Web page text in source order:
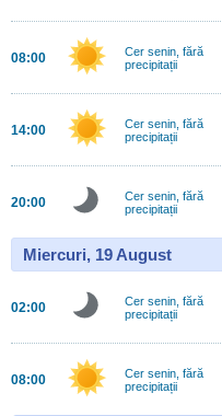
08:00
Cer senin, fără
precipitații
14:00
Cer senin, fără
precipitații
20:00
Cer senin, fără
precipitații
Miercuri, 19 August
02:00
Cer senin, fără
precipitații
08:00
Cer senin, fără
precipitații